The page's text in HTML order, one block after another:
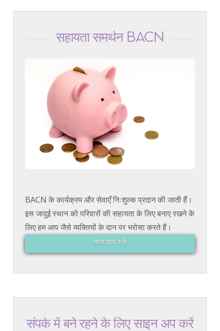
सहायता समर्थन BACN
BACN के कार्यक्रम और सेवाएँ निःशुल्क प्रदान की जाती हैं।
इस जादुई स्थान को परिवारों की सहायता के लिए बनाए रखने के
लिए हम आप जैसे व्यक्तियों के दान पर भरोसा करते हैं।
आज दान करें!
संपर्क में बने रहने के लिए साइन अप करें